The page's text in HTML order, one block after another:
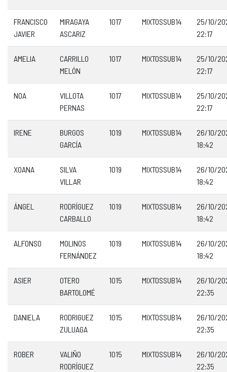
FRANCISCO
JAVIER
MIRAGAYA
ASCARIZ
1017 MIXTOSSUB14
25/10/
22:17
AMELIA
CARRILLO
MELÓN
1017 MIXTOSSUB14
25/10/
22:17
NOA
VILLOTA
PERNAS
1017 MIXTOSSUB14
25/10/
22:17
IRENE
BURGOS
GARCÍA
1019 MIXTOSSUB14
26/10/
18:42
XOANA
SILVA
VILLAR
1019 MIXTOSSUB14
26/10/
18:42
ÁNGEL
RODRÍGUEZ
CARBALLO
1019 MIXTOSSUB14
26/10/
18:42
ALFONSO
MOLINOS
FERNÁNDEZ
1019 MIXTOSSUB14
26/10/
18:42
ASIER
OTERO
BARTOLOMÉ
1015 MIXTOSSUB14
26/10/
22:35
DANIELA
RODRIGUEZ
ZULUAGA
1015 MIXTOSSUB14
26/10/
22:35
ROBER
VALIÑO
RODRÍGUEZ
1015 MIXTOSSUB14
26/10/
22:35